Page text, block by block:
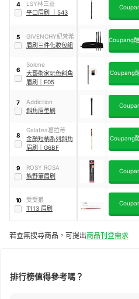
4
LSY林三益
平口眉刷
543
5
GIVENCHY紀梵希
眉刷三件化妝包組
Coupang
6
Solone
大藝術家玩色斜角
眉刷
E05
Coupang
7
Addiction
斜角眉型刷
8
Galatea葛拉蒂
金顏短柄系列斜角
眉刷
G6BF
Coupang
9
ROSY ROSA
熊野筆眉刷
10
受受狼
T113 眉刷
若查無搜尋商品，可提出商品刊登需求
排行榜值得參考嗎？